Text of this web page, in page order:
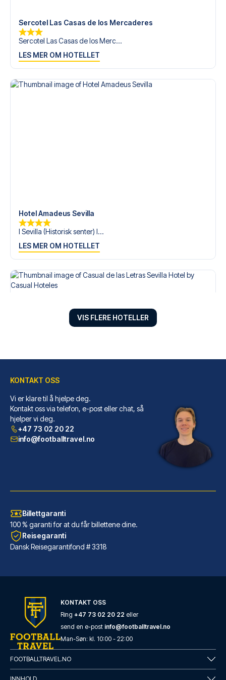
Er du klar for å oppleve Bétis på Estadio de La Cartuja mot
realisere din fotballreisedrøm!
Sercotel Las Casas de los Mercaderes
Sercotel Las Casas de los Merc...
LES MER OM HOTELLET
Hotel Amadeus Sevilla
I Sevilla (Historisk senter) l...
LES MER OM HOTELLET
Casual de las Letras Sevilla Hotel by Casual Hoteles
Casual de las Letras Sevilla H...
LES MER OM HOTELLET
Eurostars Torre Sevilla
Har du Eurostars Torre Sevilla...
LES MER OM HOTELLET
VIS FLERE HOTELLER
KONTAKT OSS
Vi er klare til å hjelpe deg.
Kontakt oss via telefon, e-post eller chat, så
hjelper vi deg.
+47 73 02 20 22
info@footballtravel.no
Billettgaranti
100 % garanti for at du får billettene dine.
Reisegaranti
Dansk Reisegarantifond # 3318
KONTAKT OSS
Ring +47 73 02 20 22 eller
send en e-post info@footballtravel.no
Man-Søn: kl. 10:00 - 22:00
FOOTBALLTRAVEL.NO